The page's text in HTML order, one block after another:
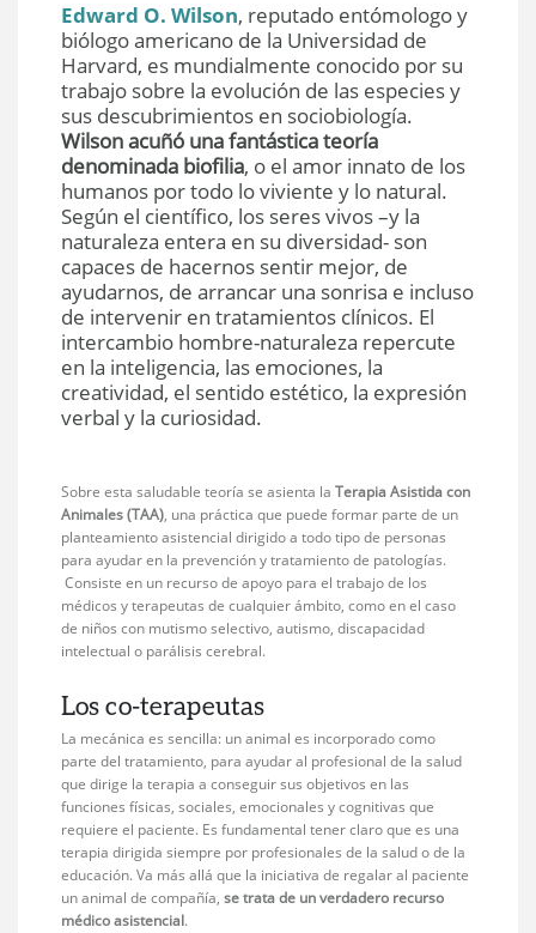
Edward O. Wilson, reputado entómologo y
biólogo americano de la Universidad de
Harvard, es mundialmente conocido por su
trabajo sobre la evolución de las especies y
sus descubrimientos en sociobiología.
Wilson acuñó una fantástica teoría
denominada biofilia, o el amor innato de los
humanos por todo lo viviente y lo natural.
Según el científico, los seres vivos –y la
naturaleza entera en su diversidad- son
capaces de hacernos sentir mejor, de
ayudarnos, de arrancar una sonrisa e incluso
de intervenir en tratamientos clínicos. El
intercambio hombre-naturaleza repercute
en la inteligencia, las emociones, la
creatividad, el sentido estético, la expresión
verbal y la curiosidad.
Sobre esta saludable teoría se asienta laTerapia Asistida con
Animales (TAA), una práctica que puede formar parte de un
planteamiento asistencial dirigido a todo tipo de personas
para ayudar en la prevención y tratamiento de patologías.
Consiste en un recurso de apoyo para el trabajo de los
médicos y terapeutas de cualquier ámbito, como en el caso
de niños con mutismo selectivo, autismo, discapacidad
intelectual o parálisis cerebral.
Los co-terapeutas
La mecánica es sencilla: un animal es incorporado como
parte del tratamiento, para ayudar al profesional de la salud
que dirige la terapia a conseguir sus objetivos en las
funciones físicas, sociales, emocionales y cognitivas que
requiere el paciente. Es fundamental tener claro que es una
terapia dirigida siempre por profesionales de la salud o de la
educación. Va más allá que la iniciativa de regalar al paciente
un animal de compañía,se trata de un verdadero recurso
médico asistencial.